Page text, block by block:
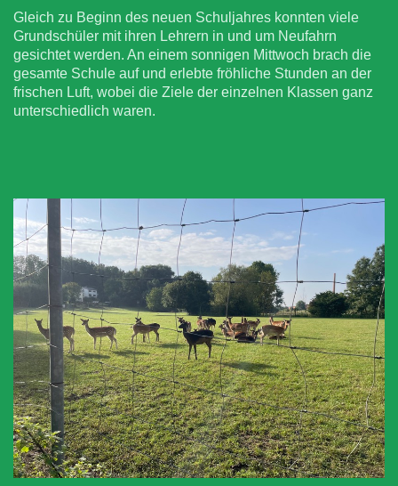
Gleich zu Beginn des neuen Schuljahres konnten viele
Grundschüler mit ihren Lehrern in und um Neufahrn
gesichtet werden. An einem sonnigen Mittwoch brach die
gesamte Schule auf und erlebte fröhliche Stunden an der
frischen Luft, wobei die Ziele der einzelnen Klassen ganz
unterschiedlich waren.